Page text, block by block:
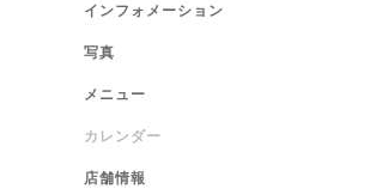
インフォメーション
写真
メニュー
カレンダー
店舗情報